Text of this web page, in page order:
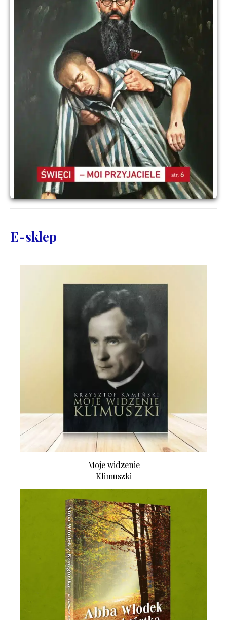
E-sklep
Moje widzenie
Klimuszki